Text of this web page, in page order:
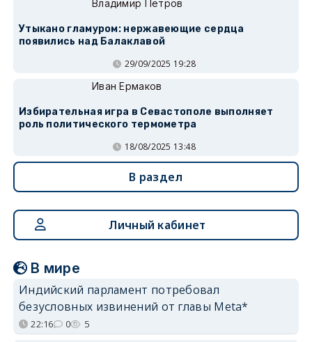
Владимир Петров
Утыкано гламуром: нержавеющие сердца
появились над Балаклавой
29/09/2025 19:28
Иван Ермаков
Избирательная игра в Севастополе выполняет
роль политического термометра
18/08/2025 13:48
В раздел
Личный кабинет
В мире
Индийский парламент потребовал
безусловных извинений от главы Meta*
22:16 0 5